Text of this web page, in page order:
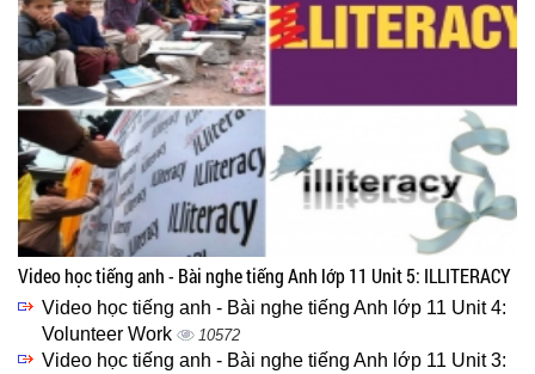
Video học tiếng anh - Bài nghe tiếng Anh lớp 11 Unit 5: ILLITERACY
Video học tiếng anh - Bài nghe tiếng Anh lớp 11 Unit 4:
Volunteer Work
10572
Video học tiếng anh - Bài nghe tiếng Anh lớp 11 Unit 3: